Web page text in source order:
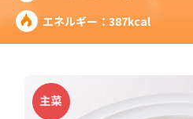
エネルギー：387kcal